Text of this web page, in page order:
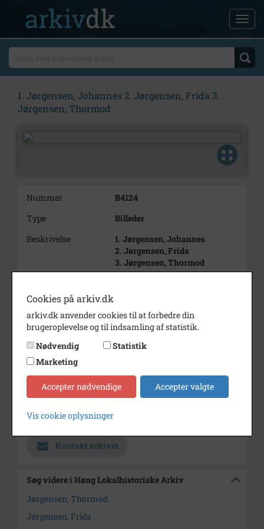
1. Jørgensen, Johannes 2. Jørgensen, Frida 3.
Jørgensen, Thormod
Nummer
B4124
Type
Billeder
Beskrivelse
1. Jørgensen, Johannes
2. Jørgensen, Frida
3. Jørgensen, Thormod
Dateringsnote
Fotograf
Jens Hansen
Se på kort
Type
Enhed
Finderup Sogn (Kalundborg
Kommune) (1000-2050)
Arkiv
Kontakt arkivet
Søg videre i Høng Lokalhistoriske Arkiv
Jørgensen, Thormod
Jørgensen, Frida
Cookies på arkiv.dk
arkiv.dk anvender cookies til at forbedre din
brugeroplevelse og til indsamling af statistik.
Nødvendig
Statistik
Marketing
Accepter nødvendige Accepter valgte
Vis cookie oplysninger